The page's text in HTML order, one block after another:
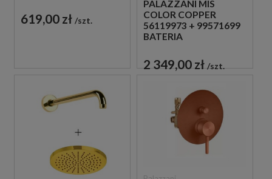
619,00 zł szt.
PALAZZANI MIS
COLOR COPPER
56119973 + 99571699
BATERIA
MIEDZIANA
2 349,00 zł szt.